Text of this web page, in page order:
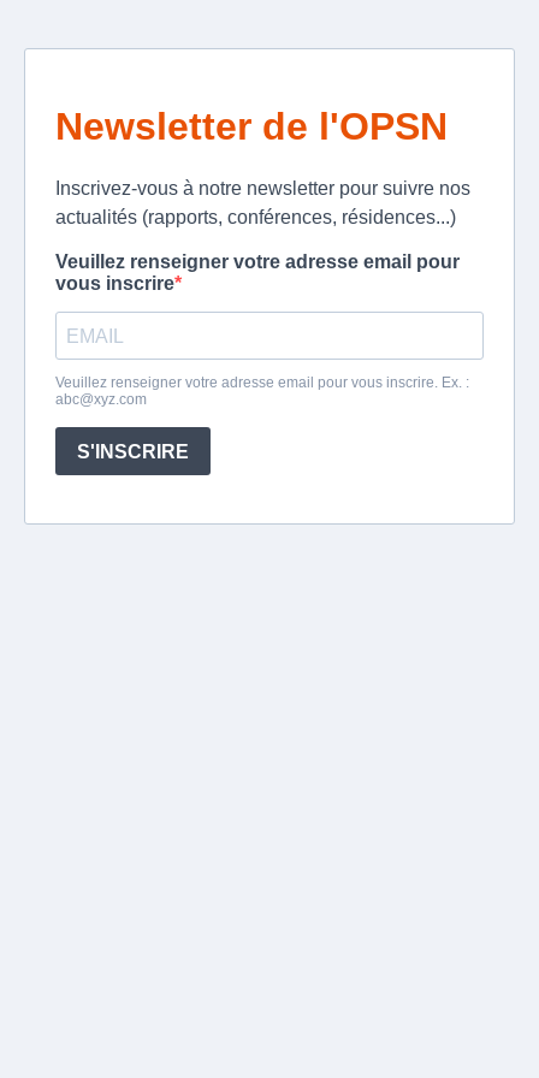
Newsletter de l'OPSN
Inscrivez-vous à notre newsletter pour suivre nos
actualités (rapports, conférences, résidences...)
Veuillez renseigner votre adresse email pour
vous inscrire
Veuillez renseigner votre adresse email pour vous inscrire. Ex. :
abc@xyz.com
S'INSCRIRE